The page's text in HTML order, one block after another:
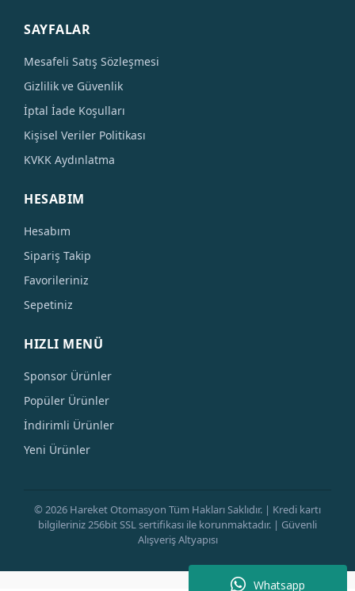
Whatsapp
SAYFALAR
Mesafeli Satış Sözleşmesi
Gizlilik ve Güvenlik
İptal İade Koşulları
Kişisel Veriler Politikası
KVKK Aydınlatma
HESABIM
Hesabım
Sipariş Takip
Favorileriniz
Sepetiniz
HIZLI MENÜ
Sponsor Ürünler
Popüler Ürünler
İndirimli Ürünler
Yeni Ürünler
© 2026 Hareket Otomasyon Tüm Hakları Saklıdır. | Kredi kartı
bilgileriniz 256bit SSL sertifikası ile korunmaktadır. | Güvenli
Alışveriş Altyapısı